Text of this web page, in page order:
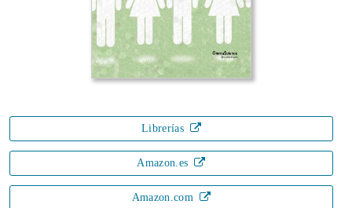
Librerías
Amazon.es
Amazon.com